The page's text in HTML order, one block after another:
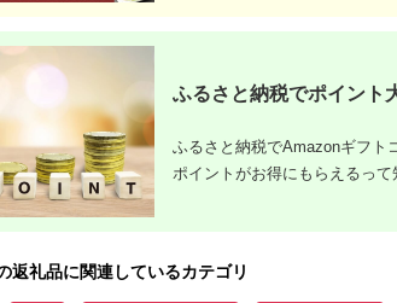
ふるさと納税でポイント
ふるさと納税でAmazonギフト
ポイントがお得にもらえるって
返礼品に関連しているカテゴリ